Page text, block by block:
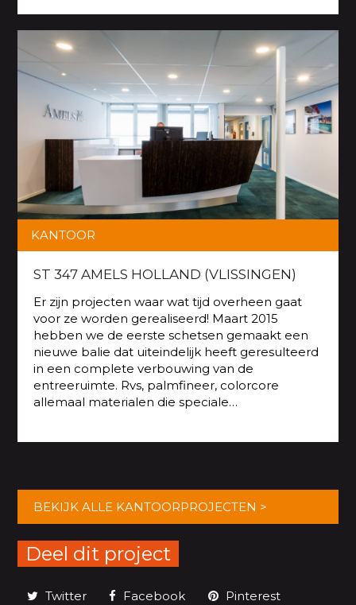
KANTOOR
ST 347 AMELS HOLLAND (VLISSINGEN)
Er zijn projecten waar wat tijd overheen gaat
voor ze worden gerealiseerd! Maart 2015
hebben we de eerste schetsen gemaakt een
nieuwe balie dat uiteindelijk heeft geresulteerd
in een complete verbouwing van de
entreeruimte. Rvs, palmfineer, colorcore
allemaal materialen die speciale…
BEKIJK ALLE KANTOORPROJECTEN >
Deel dit project
Twitter Facebook
Pinterest